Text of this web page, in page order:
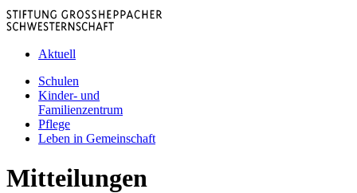
Aktuell
Schulen
Kinder- und
Familienzentrum
Pflege
Leben in Gemeinschaft
Mitteilungen